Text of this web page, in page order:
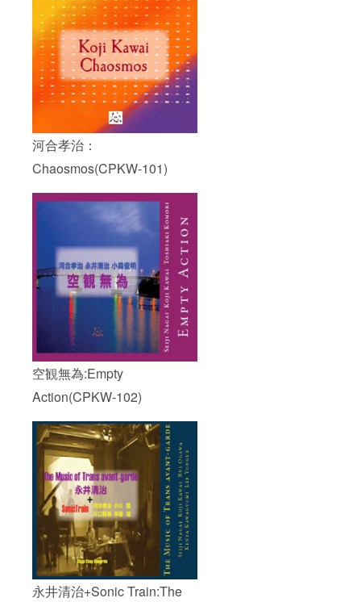
河合孝治：
Chaosmos(CPKW-101)
空観無為:Empty
Action(CPKW-102)
永井清治+Sonic Train:The